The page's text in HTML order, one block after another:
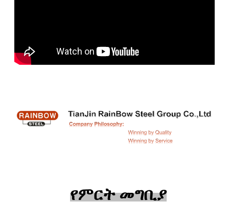
የምርት መግቢያ